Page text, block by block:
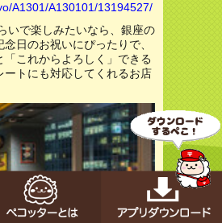
A1301/A130101/13194527/
いで楽しみたいなら、銀座の
日のお祝いにぴったりで、
「これからよろしく」できる
トにも対応してくれるお店